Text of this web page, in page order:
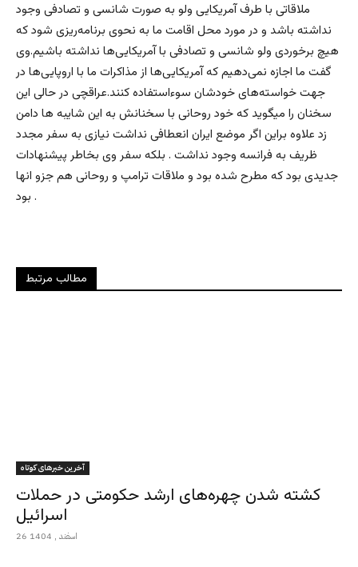
ملاقاتی با طرف آمریکایی ولو به صورت شانسی و تصادفی وجود
نداشته باشد و در مورد محل اقامت ما به نحوی برنامه‌ریزی شود که
هیچ برخوردی ولو شانسی و تصادفی با آمریکایی‌ها نداشته باشیم.وی
گفت ما اجازه نمی‌دهیم که آمریکایی‌ها از مذاکرات ما با اروپایی‌ها در
جهت خواسته‌های خودشان سوءاستفاده کنند.عراقچی در حالی این
سخنان را میگوید که خود روحانی با سخنانش به این شایبه ها دامن
زد علاوه براین اگر موضع ایران انعطافی نداشت نیازی به سفر مجدد
ظریف به فرانسه وجود نداشت . بلکه سفر وی بخاطر پیشنهادات
جدیدی بود که مطرح شده بود و ملاقات ترامپ و روحانی هم جزو انها
بود .
مطالب مرتبط
آخرین خبرهای کوتاه
کشته شدن چهره‌های ارشد حکومتی در حملات
اسرائیل
26 اسفند , 1404